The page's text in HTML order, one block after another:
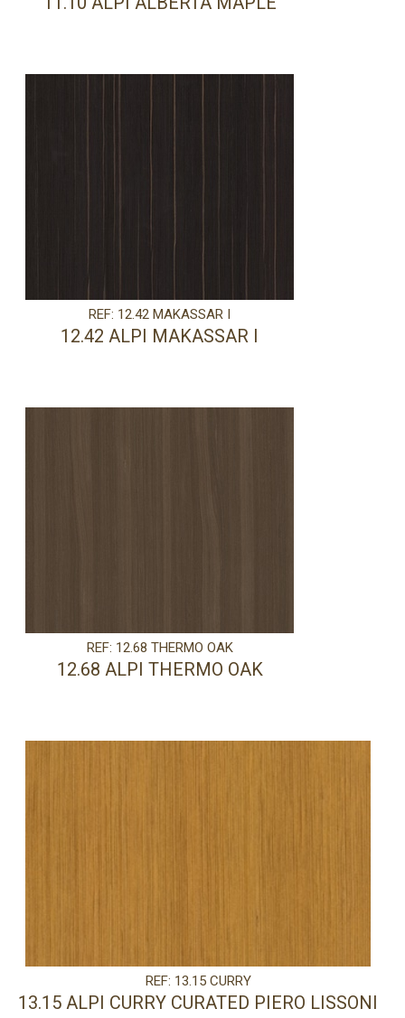
REF: 12.42 MAKASSAR I
12.42 ALPI MAKASSAR I
REF: 12.68 THERMO OAK
12.68 ALPI THERMO OAK
REF: 13.15 CURRY
13.15 ALPI CURRY CURATED PIERO LISSONI